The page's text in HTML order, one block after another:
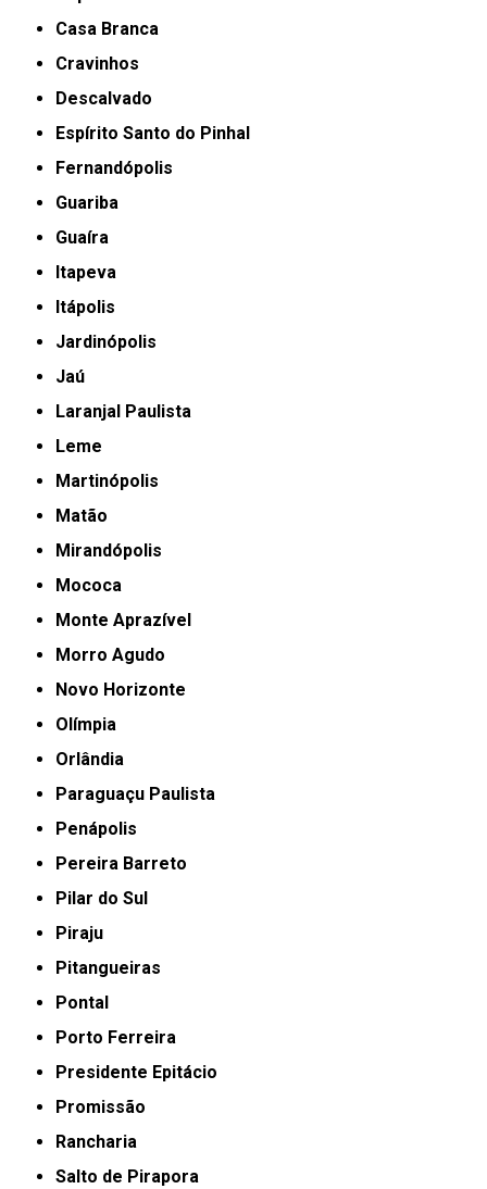
Casa Branca
Cravinhos
Descalvado
Espírito Santo do Pinhal
Fernandópolis
Guariba
Guaíra
Itapeva
Itápolis
Jardinópolis
Jaú
Laranjal Paulista
Leme
Martinópolis
Matão
Mirandópolis
Mococa
Monte Aprazível
Morro Agudo
Novo Horizonte
Olímpia
Orlândia
Paraguaçu Paulista
Penápolis
Pereira Barreto
Pilar do Sul
Piraju
Pitangueiras
Pontal
Porto Ferreira
Presidente Epitácio
Promissão
Rancharia
Salto de Pirapora